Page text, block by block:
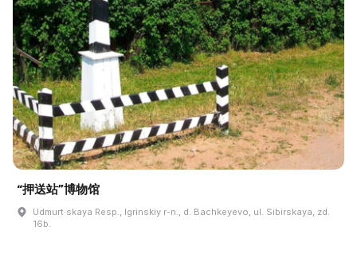
“押送站”博物馆
Udmurt·skaya Resp., Igrinskiy r-n., d. Bachkeyevo, ul. Sibirskaya, zd.
16b.